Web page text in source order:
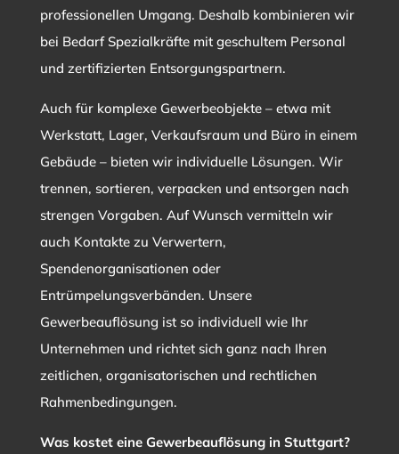
professionellen Umgang. Deshalb kombinieren wir
bei Bedarf Spezialkräfte mit geschultem Personal
und zertifizierten Entsorgungspartnern.
Auch für komplexe Gewerbeobjekte – etwa mit
Werkstatt, Lager, Verkaufsraum und Büro in einem
Gebäude – bieten wir individuelle Lösungen. Wir
trennen, sortieren, verpacken und entsorgen nach
strengen Vorgaben. Auf Wunsch vermitteln wir
auch Kontakte zu Verwertern,
Spendenorganisationen oder
Entrümpelungsverbänden. Unsere
Gewerbeauflösung ist so individuell wie Ihr
Unternehmen und richtet sich ganz nach Ihren
zeitlichen, organisatorischen und rechtlichen
Rahmenbedingungen.
Was kostet eine Gewerbeauflösung in Stuttgart?